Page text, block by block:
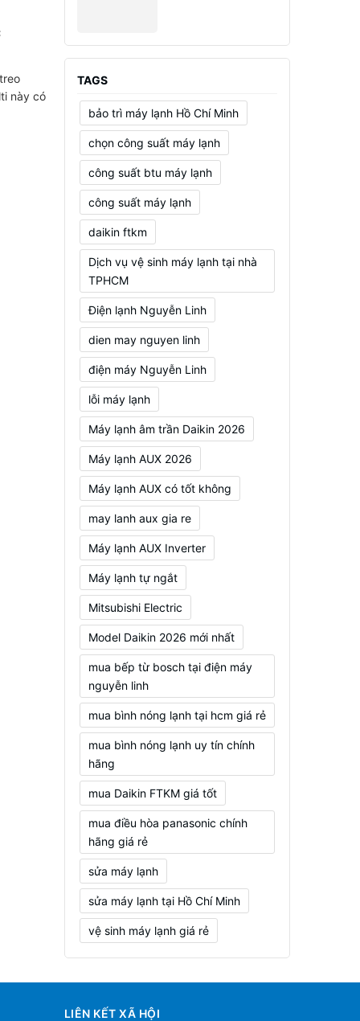
này có
TAGS
bảo trì máy lạnh Hồ Chí Minh
chọn công suất máy lạnh
công suất btu máy lạnh
công suất máy lạnh
daikin ftkm
Dịch vụ vệ sinh máy lạnh tại nhà
TPHCM
Điện lạnh Nguyễn Linh
dien may nguyen linh
điện máy Nguyễn Linh
lỗi máy lạnh
Máy lạnh âm trần Daikin 2026
Máy lạnh AUX 2026
Máy lạnh AUX có tốt không
may lanh aux gia re
Máy lạnh AUX Inverter
Máy lạnh tự ngắt
Mitsubishi Electric
Model Daikin 2026 mới nhất
mua bếp từ bosch tại điện máy
nguyễn linh
mua bình nóng lạnh tại hcm giá rẻ
mua bình nóng lạnh uy tín chính
hãng
mua Daikin FTKM giá tốt
mua điều hòa panasonic chính
hãng giá rẻ
sửa máy lạnh
sửa máy lạnh tại Hồ Chí Minh
vệ sinh máy lạnh giá rẻ
LIÊN KẾT XÃ HỘI